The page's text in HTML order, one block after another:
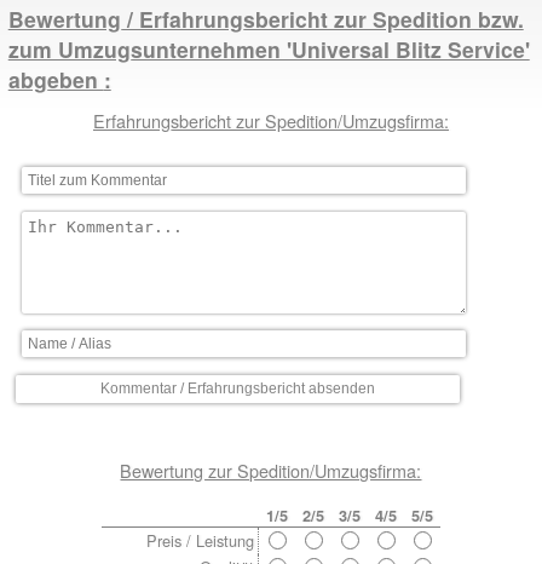
Bewertung / Erfahrungsbericht zur Spedition bzw.
zum Umzugsunternehmen 'Universal Blitz Service'
abgeben
Erfahrungsbericht zur Spedition/Umzugsfirma:
Bewertung zur Spedition/Umzugsfirma:
1/5 2/5 3/5 4/5 5/5
Preis / Leistung